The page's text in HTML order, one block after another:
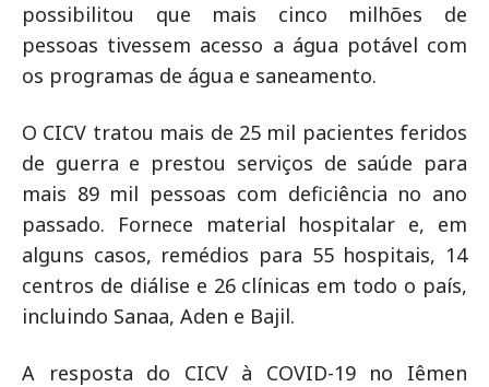
possibilitou que mais cinco milhões de
pessoas tivessem acesso a água potável com
os programas de água e saneamento.
O CICV tratou mais de 25 mil pacientes feridos
de guerra e prestou serviços de saúde para
mais 89 mil pessoas com deficiência no ano
passado. Fornece material hospitalar e, em
alguns casos, remédios para 55 hospitais, 14
centros de diálise e 26 clínicas em todo o país,
incluindo Sanaa, Aden e Bajil.
A resposta do CICV à COVID-19 no Iêmen